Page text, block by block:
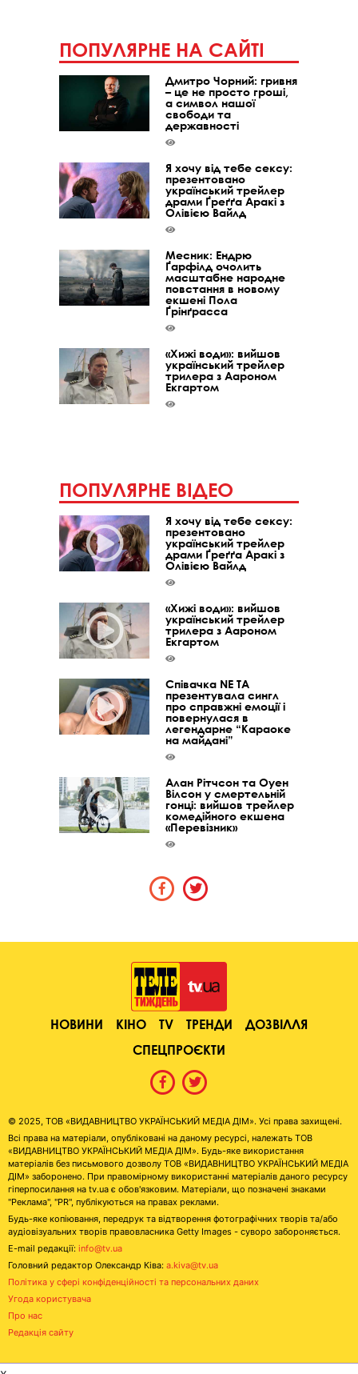
ПОПУЛЯРНЕ НА САЙТІ
Дмитро Чорний: гривня
– це не просто гроші,
а символ нашої
свободи та
державності
Я хочу від тебе сексу:
презентовано
український трейлер
драми Ґреґґа Аракі з
Олівією Вайлд
Месник: Ендрю
Ґарфілд очолить
масштабне народне
повстання в новому
екшені Пола
Ґрінґрасса
«Хижі води»: вийшов
український трейлер
трилера з Аароном
Екгартом
ПОПУЛЯРНЕ ВІДЕО
Я хочу від тебе сексу:
презентовано
український трейлер
драми Ґреґґа Аракі з
Олівією Вайлд
«Хижі води»: вийшов
український трейлер
трилера з Аароном
Екгартом
Співачка NE TA
презентувала сингл
про справжні емоції і
повернулася в
легендарне “Караоке
на майдані”
Алан Рітчсон та Оуен
Вілсон у смертельній
гонці: вийшов трейлер
комедійного екшена
«Перевізник»
НОВИНИ КІНО TV ТРЕНДИ
ДОЗВІЛЛЯ
СПЕЦПРОЄКТИ
© 2025, ТОВ «ВИДАВНИЦТВО УКРАЇНСЬКИЙ МЕДІА ДІМ». Усі права захищені.
Всі права на матеріали, опубліковані на даному ресурсі, належать ТОВ
«ВИДАВНИЦТВО УКРАЇНСЬКИЙ МЕДІА ДІМ». Будь-яке використання
матеріалів без письмового дозволу ТОВ «ВИДАВНИЦТВО УКРАЇНСЬКИЙ МЕДІА
ДІМ» заборонено. При правомірному використанні матеріалів даного ресурсу
гіперпосилання на tv.ua є обов'язковим. Матеріали, що позначені знаками
"Реклама", "PR", публікуються на правах реклами.
Будь-яке копіювання, передрук та відтворення фотографічних творів та/або
аудіовізуальних творів правовласника Getty Images - суворо забороняється.
E-mail редакції: info@tv.ua
Головний редактор Олександр Ківа: a.kiva@tv.ua
Політика у сфері конфіденційності та персональних даних
Угода користувача
Про нас
Редакція сайту